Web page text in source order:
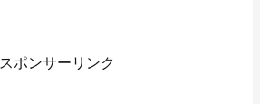
スポンサーリンク